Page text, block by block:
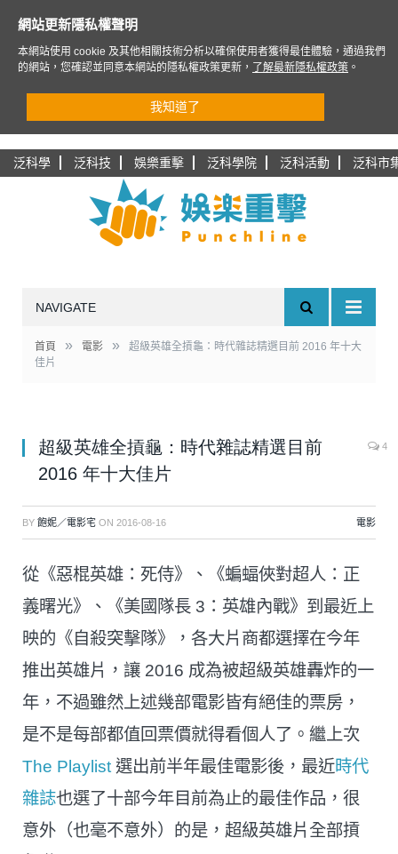
泛科學 泛科技 娛樂重擊 泛科學院 泛科活動 泛科市
NAVIGATE
首頁 » 電影 »
超級英雄全摃龜：時代雜誌精選目前 2016 年十大
佳片
超級英雄全摃龜：時代雜誌精選目前
2016 年十大佳片
4
BY 飽妮／電影宅 ON 2016-08-16 電影
從《惡棍英雄：死侍》、《蝙蝠俠對超人：正
義曙光》、《美國隊長 3：英雄內戰》到最近上
映的《自殺突擊隊》，各大片商都選擇在今年
推出英雄片，讓 2016 成為被超級英雄轟炸的一
年，不過雖然上述幾部電影皆有絕佳的票房，
是不是每部都值回票價就得看個人了。繼上次
The Playlist 選出前半年最佳電影後，最近時代
雜誌也選了十部今年目前為止的最佳作品，很
意外（也毫不意外）的是，超級英雄片全部摃
網站更新隱私權聲明
本網站使用 cookie 及其他相關技術分析以確保使用者獲得最佳體驗，通過我們
的網站，您確認並同意本網站的隱私權政策更新，
了解最新隱私權政策 。
我知道了